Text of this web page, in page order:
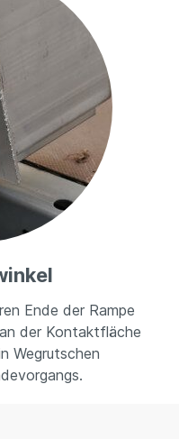
Ende der Rampe
der Kontaktfläche
Wegrutschen